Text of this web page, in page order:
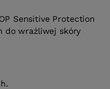
Sensitive Protection
do wrażliwej skóry